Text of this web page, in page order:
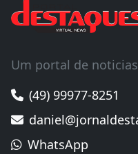
(49) 99977-8251